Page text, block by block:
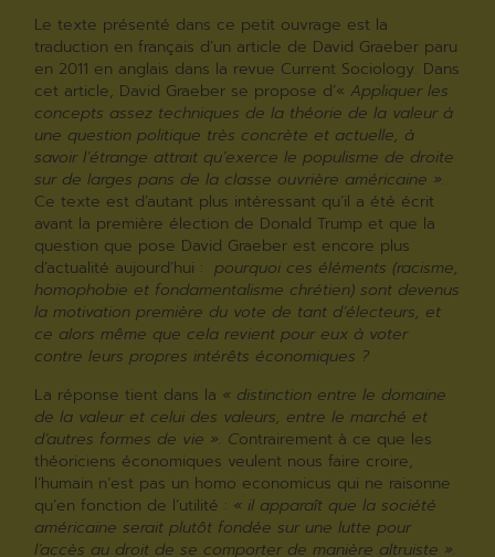
Le texte présenté dans ce petit ouvrage est la
traduction en français d’un article de David Graeber paru
en 2011 en anglais dans la revue Current Sociology. Dans
cet article, David Graeber se propose d’«Appliquer les
concepts assez techniques de la théorie de la valeur à
une question politique très concrète et actuelle, à
savoir l’étrange attrait qu’exerce le populisme de droite
sur de larges pans de la classe ouvrière américaine ».
Ce texte est d’autant plus intéressant qu’il a été écrit
avant la première élection de Donald Trump et que la
question que pose David Graeber est encore plus
d’actualité aujourd’hui : pourquoi ces éléments (racisme,
homophobie et fondamentalisme chrétien) sont devenus
la motivation première du vote de tant d’électeurs, et
ce alors même que cela revient pour eux à voter
contre leurs propres intérêts économiques ?
La réponse tient dans la « distinction entre le domaine
de la valeur et celui des valeurs, entre le marché et
d’autres formes de vie ». Contrairement à ce que les
théoriciens économiques veulent nous faire croire,
l’humain n’est pas un homo economicus qui ne raisonne
qu’en fonction de l’utilité : « il apparaît que la société
américaine serait plutôt fondée sur une lutte pour
l’accès au droit de se comporter de manière altruiste ».